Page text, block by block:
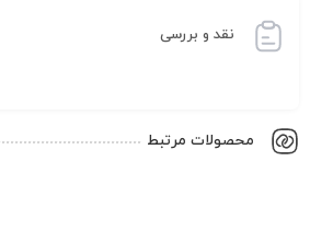
نقد و بررسی
محصولات مرتبط